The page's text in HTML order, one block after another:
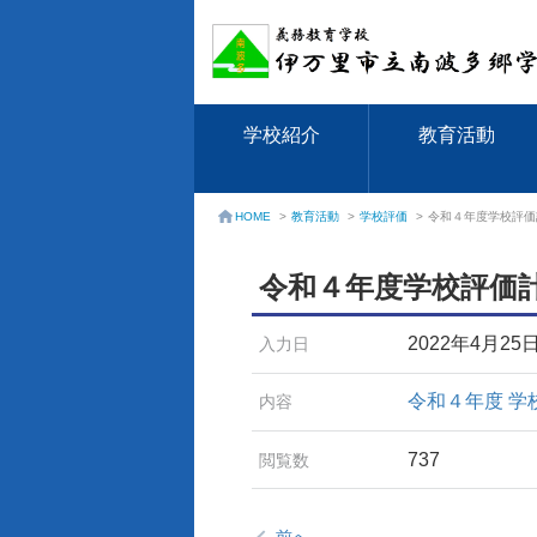
学校紹介 教育活動
HOME > 教育活動 > 学校評価 > 令和４年度学校評
令和４年度学校評価
入力日 2022年4月25
内容 令和４年度 学
閲覧数 737